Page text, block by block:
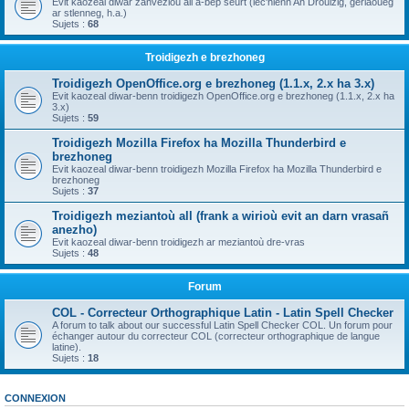
ar stlenneg, h.a.)
Sujets : 68
Troidigezh e brezhoneg
Troidigezh OpenOffice.org e brezhoneg (1.1.x, 2.x ha 3.x)
Evit kaozeal diwar-benn troidigezh OpenOffice.org e brezhoneg (1.1.x, 2.x ha
3.x)
Sujets : 59
Troidigezh Mozilla Firefox ha Mozilla Thunderbird e
brezhoneg
Evit kaozeal diwar-benn troidigezh Mozilla Firefox ha Mozilla Thunderbird e
brezhoneg
Sujets : 37
Troidigezh meziantoù all (frank a wirioù evit an darn vrasañ
anezho)
Evit kaozeal diwar-benn troidigezh ar meziantoù dre-vras
Sujets : 48
Forum
COL - Correcteur Orthographique Latin - Latin Spell Checker
A forum to talk about our successful Latin Spell Checker COL. Un forum pour
échanger autour du correcteur COL (correcteur orthographique de langue
latine).
Sujets : 18
CONNEXION